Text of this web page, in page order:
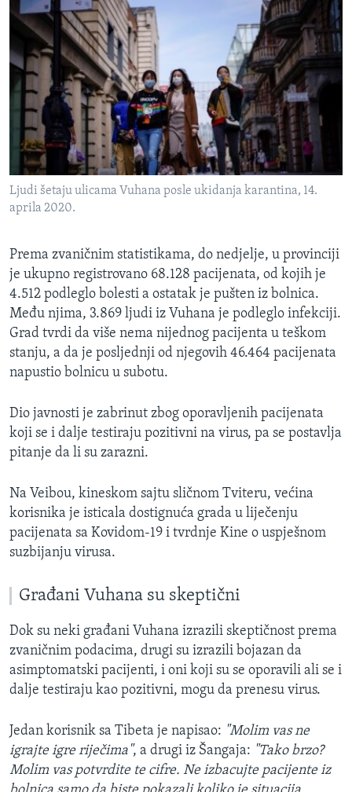
Ljudi šetaju ulicama Vuhana posle ukidanja karantina, 14.
aprila 2020.
Prema zvaničnim statistikama, do nedjelje, u provinciji
je ukupno registrovano 68.128 pacijenata, od kojih je
4.512 podleglo bolesti a ostatak je pušten iz bolnica.
Među njima, 3.869 ljudi iz Vuhana je podleglo infekciji.
Grad tvrdi da više nema nijednog pacijenta u teškom
stanju, a da je posljednji od njegovih 46.464 pacijenata
napustio bolnicu u subotu.
Dio javnosti je zabrinut zbog oporavljenih pacijenata
koji se i dalje testiraju pozitivni na virus, pa se postavlja
pitanje da li su zarazni.
Na Veibou, kineskom sajtu sličnom Tviteru, većina
korisnika je isticala dostignuća grada u liječenju
pacijenata sa Kovidom-19 i tvrdnje Kine o uspješnom
suzbijanju virusa.
Građani Vuhana su skeptični
Dok su neki građani Vuhana izrazili skeptičnost prema
zvaničnim podacima, drugi su izrazili bojazan da
asimptomatski pacijenti, i oni koji su se oporavili ali se i
dalje testiraju kao pozitivni, mogu da prenesu virus.
Jedan korisnik sa Tibeta je napisao: "Molim vas ne
igrajte igre riječima", a drugi iz Šangaja: "Tako brzo?
Molim vas potvrdite te cifre. Ne izbacujte pacijente iz